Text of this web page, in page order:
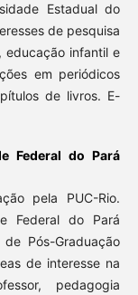
Estadual do
de pesquisa
educação infantil e
em periódicos
de livros. E-
Federal do Pará
pela PUC-Rio.
Federal do Pará
Pós-Graduação
de interesse na
pedagogia